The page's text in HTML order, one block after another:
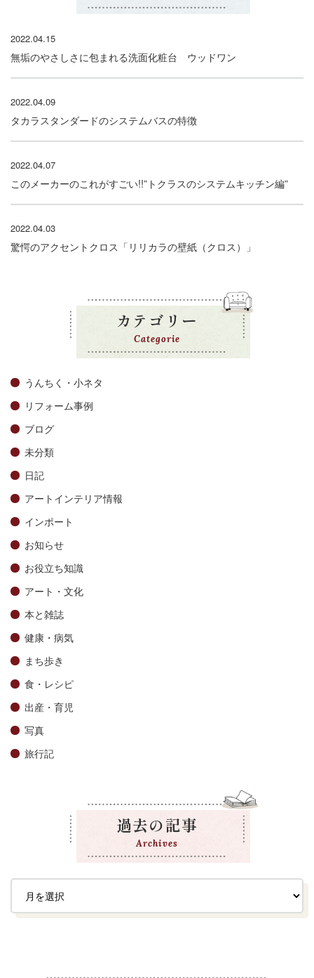
2022.04.15
無垢のやさしさに包まれる洗面化粧台 ウッドワン
2022.04.09
タカラスタンダードのシステムバスの特徴
2022.04.07
このメーカーのこれがすごい!!”トクラスのシステムキッチン編”
2022.04.03
驚愕のアクセントクロス「リリカラの壁紙（クロス）」
カテゴリー
Categorie
うんちく・小ネタ
リフォーム事例
ブログ
未分類
日記
アートインテリア情報
インポート
お知らせ
お役立ち知識
アート・文化
本と雑誌
健康・病気
まち歩き
食・レシピ
出産・育児
写真
旅行記
過去の記事
Archives